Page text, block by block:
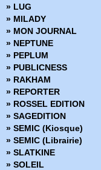
» LUG
» MILADY
» MON JOURNAL
» NEPTUNE
» PEPLUM
» PUBLICNESS
» RAKHAM
» REPORTER
» ROSSEL EDITION
» SAGEDITION
» SEMIC (Kiosque)
» SEMIC (Librairie)
» SLATKINE
» SOLEIL